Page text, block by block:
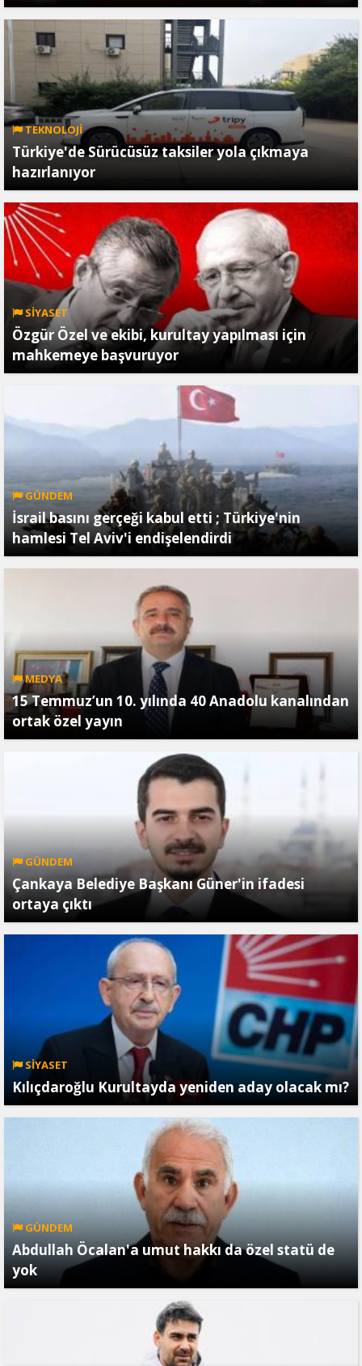
TEKNOLOJİ
Türkiye'de Sürücüsüz taksiler yola çıkmaya
hazırlanıyor
SİYASET
Özgür Özel ve ekibi, kurultay yapılması için
mahkemeye başvuruyor
GÜNDEM
İsrail basını gerçeği kabul etti ; Türkiye'nin
hamlesi Tel Aviv'i endişelendirdi
MEDYA
15 Temmuz’un 10. yılında 40 Anadolu kanalından
ortak özel yayın
GÜNDEM
Çankaya Belediye Başkanı Güner'in ifadesi
ortaya çıktı
SİYASET
Kılıçdaroğlu Kurultayda yeniden aday olacak mı?
GÜNDEM
Abdullah Öcalan'a umut hakkı da özel statü de
yok